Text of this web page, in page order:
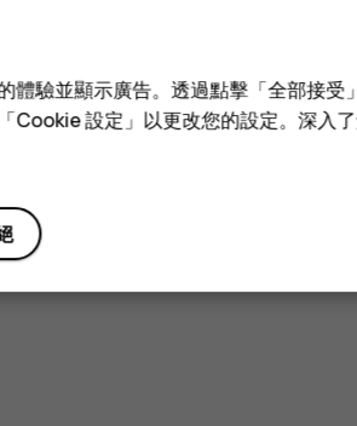
驗並顯示廣告。透過點擊「全部接受
Cookie 設定」以更改您的設定。深入